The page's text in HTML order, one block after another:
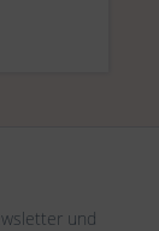
und